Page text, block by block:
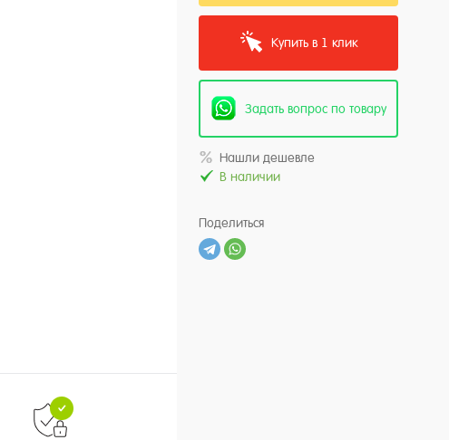
Купить в 1 клик
Задать вопрос по товару
Нашли дешевле
В наличии
Поделиться